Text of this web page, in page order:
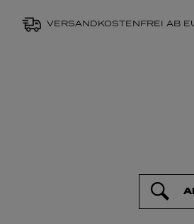
VERSANDKOSTENFREI AB